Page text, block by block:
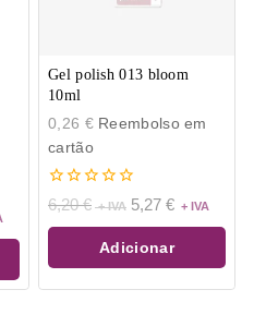
Gel polish 013 bloom
10ml
0,26 €Reembolso em
cartão
0
de
5
6,20€ 5,27 €
Adicionar